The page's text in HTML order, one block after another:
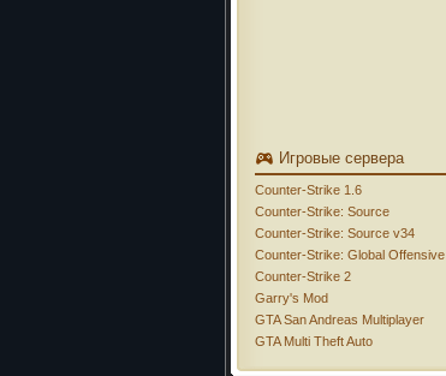
Игровые сервера
Counter-Strike 1.6
Counter-Strike: Source
Counter-Strike: Source v34
Counter-Strike: Global Offensive
Counter-Strike 2
Garry's Mod
GTA San Andreas Multiplayer
GTA Multi Theft Auto